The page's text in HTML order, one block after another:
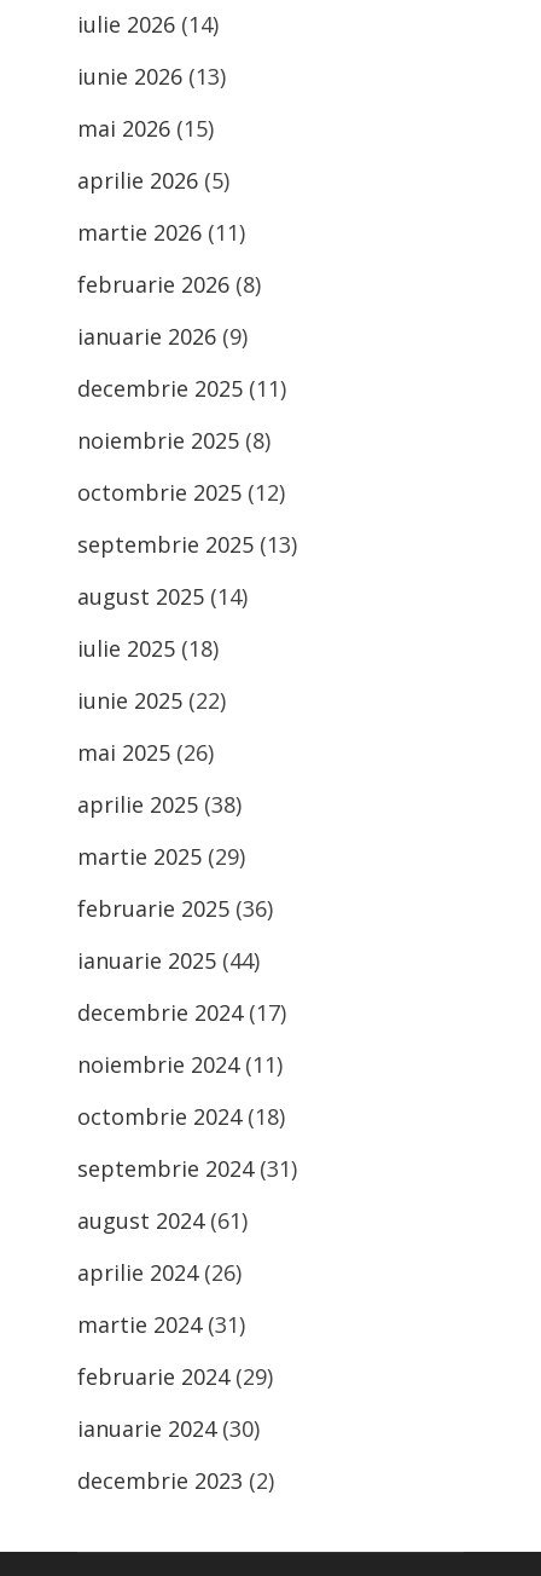
iulie 2026 (14)
iunie 2026 (13)
mai 2026 (15)
aprilie 2026 (5)
martie 2026 (11)
februarie 2026 (8)
ianuarie 2026 (9)
decembrie 2025 (11)
noiembrie 2025 (8)
octombrie 2025 (12)
septembrie 2025 (13)
august 2025 (14)
iulie 2025 (18)
iunie 2025 (22)
mai 2025 (26)
aprilie 2025 (38)
martie 2025 (29)
februarie 2025 (36)
ianuarie 2025 (44)
decembrie 2024(17)
noiembrie 2024(11)
octombrie 2024(18)
septembrie 2024(31)
august 2024(61)
aprilie 2024(26)
martie 2024(31)
februarie 2024(29)
ianuarie 2024(30)
decembrie 2023 (2)